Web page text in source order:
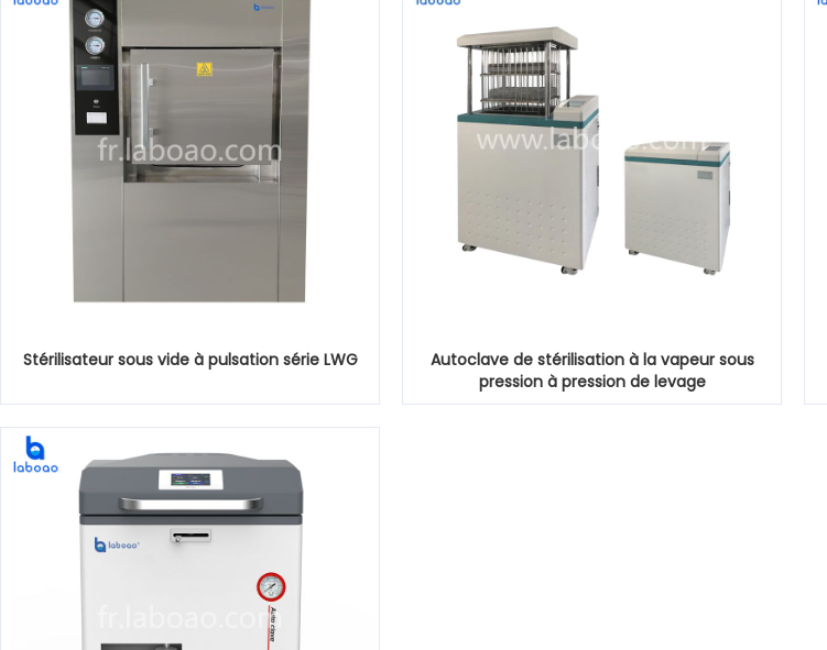
Stérilisateur sous vide à pulsation série LWG
Autoclave de stérilisation à la vapeur sous
pression à pression de levage